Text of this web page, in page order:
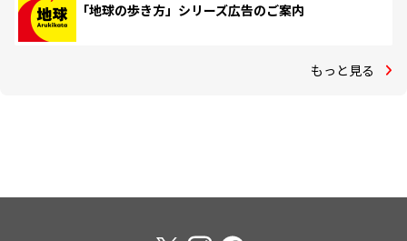
「地球の歩き方」シリーズ広告のご案内
もっと見る